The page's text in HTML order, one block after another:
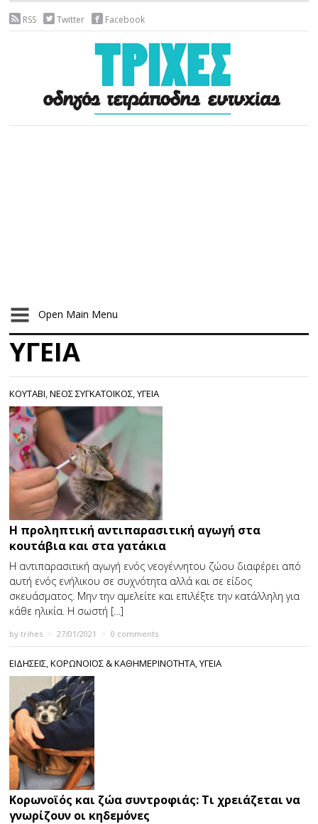
RSS Twitter Facebook
Open Main Menu
ΥΓΕΙΑ
ΚΟΥΤΑΒΙ,ΝΕΟΣ ΣΥΓΚΑΤΟΙΚΟΣ,ΥΓΕΙΑ
Η προληπτική αντιπαρασιτική αγωγή στα
κουτάβια και στα γατάκια
Η αντιπαρασιτική αγωγή ενός νεογέννητου ζώου διαφέρει από
αυτή ενός ενήλικου σε συχνότητα αλλά και σε είδος
σκευάσματος. Μην την αμελείτε και επιλέξτε την κατάλληλη για
κάθε ηλικία. Η σωστή […]
bytrihes 27/01/2021 0 comments
ΕΙΔΗΣΕΙΣ,ΚΟΡΩΝΟΪΌΣ & ΚΑΘΗΜΕΡΙΝΌΤΗΤΑ,ΥΓΕΙΑ
Κορωνοϊός και ζώα συντροφιάς: Τι χρειάζεται να
γνωρίζουν οι κηδεμόνες